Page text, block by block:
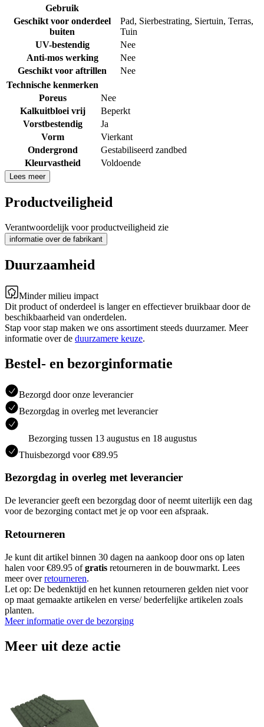
Gebruik
Geschikt voor onderdeel
buiten
Pad, Sierbestrating, Siertuin, Terras,
Tuin
UV-bestendig
Nee
Anti-mos werking
Nee
Geschikt voor aftrillen
Nee
Technische kenmerken
Poreus
Nee
Kalkuitbloei vrij
Beperkt
Vorstbestendig
Ja
Vorm
Vierkant
Ondergrond
Gestabiliseerd zandbed
Kleurvastheid
Voldoende
Lees meer
Productveiligheid
Verantwoordelijk voor productveiligheid zie
informatie over de fabrikant
Duurzaamheid
Minder milieu impact
Dit product of onderdeel is langer en effectiever bruikbaar door de
beschikbaarheid van onderdelen.
Stap voor stap maken we ons assortiment steeds duurzamer. Meer
informatie over de duurzamere keuze.
Bestel- en bezorginformatie
Bezorgd door onze leverancier
Bezorgdag in overleg met leverancier
Bezorging tussen 13 augustus en 18 augustus
Thuisbezorgd voor €89.95
Bezorgdag in overleg met leverancier
De leverancier geeft een bezorgdag door of neemt uiterlijk een dag
voor de bezorging contact met je op voor een afspraak.
Retourneren
Je kunt dit artikel binnen 30 dagen na aankoop door ons op laten
halen voor €89.95 ofgratis retourneren in de bouwmarkt. Lees
meer overretourneren.
Let op: De bedenktijd en het kunnen retourneren gelden niet voor
op maat gemaakte artikelen en verse/ bederfelijke artikelen zoals
planten.
Meer informatie over de bezorging
Meer uit deze actie